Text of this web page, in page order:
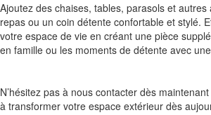
Ajoutez des chaises, tables, parasols et
repas ou un coin détente confortable et stylé.
votre espace de vie en créant une pièce
en famille ou les moments de détente avec
N’hésitez pas à nous contacter dès
à transformer votre espace extérieur dès